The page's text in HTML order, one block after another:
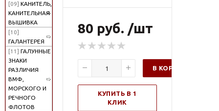
[09] КАНИТЕЛЬ,
КАНИТЕЛЬНАЯ
ВЫШИВКА
[10]
ГАЛАНТЕРЕЯ
[11] ГАЛУННЫЕ
ЗНАКИ
РАЗЛИЧИЯ
ВМФ,
МОРСКОГО И
РЕЧНОГО
ФЛОТОВ
80 руб. /шт
В КОРЗИНУ
КУПИТЬ В 1
КЛИК